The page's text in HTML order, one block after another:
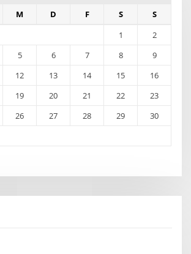
M D F S
S
1
2
5 6 7 8
9
12 13 14 15
16
19 20 21 22
23
26 27 28 29
30